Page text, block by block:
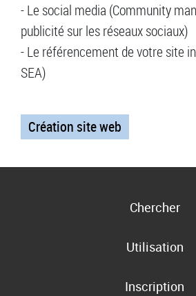
- Le social media (Community
publicité sur les réseaux sociaux)
- Le référencement de votre site
SEA)
Création site web
Chercher
Utilisation
Inscription